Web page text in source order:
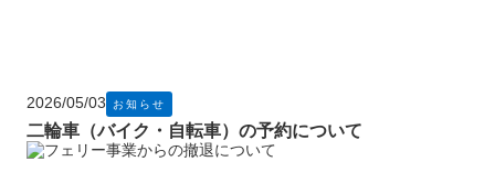
2026/05/03 お知らせ
二輪車（バイク・自転車）の予約について